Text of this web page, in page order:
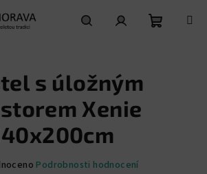
s úložným
Xenie
Podrobnosti hodnocení